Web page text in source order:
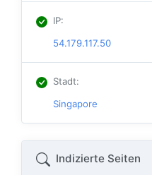
IP:
54.179.117.50
Stadt:
Singapore
Indizierte Seiten